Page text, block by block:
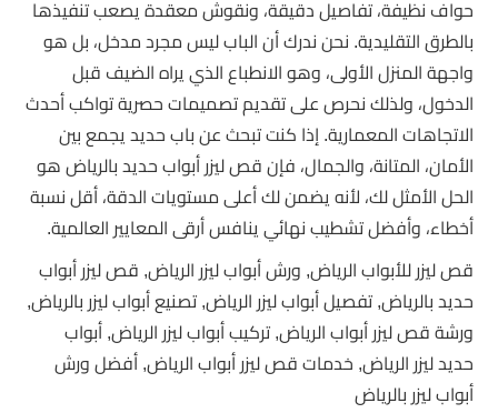
حواف نظيفة، تفاصيل دقيقة، ونقوش معقدة يصعب تنفيذها
بالطرق التقليدية. نحن ندرك أن الباب ليس مجرد مدخل، بل هو
واجهة المنزل الأولى، وهو الانطباع الذي يراه الضيف قبل
الدخول، ولذلك نحرص على تقديم تصميمات حصرية تواكب أحدث
الاتجاهات المعمارية. إذا كنت تبحث عن باب حديد يجمع بين
الأمان، المتانة، والجمال، فإن قص ليزر أبواب حديد بالرياض هو
الحل الأمثل لك، لأنه يضمن لك أعلى مستويات الدقة، أقل نسبة
أخطاء، وأفضل تشطيب نهائي ينافس أرقى المعايير العالمية.
قص ليزر للأبواب الرياض, ورش أبواب ليزر الرياض, قص ليزر أبواب
حديد بالرياض, تفصيل أبواب ليزر الرياض, تصنيع أبواب ليزر بالرياض,
ورشة قص ليزر أبواب الرياض, تركيب أبواب ليزر الرياض, أبواب
حديد ليزر الرياض, خدمات قص ليزر أبواب الرياض, أفضل ورش
أبواب ليزر بالرياض